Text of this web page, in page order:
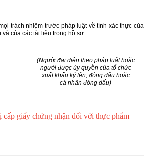
trách nhiệm trước pháp luật về tính xác thực của
và của các tài liệu trong hồ sơ.
(Người đại diện theo pháp luật hoặc
người được ủy quyền của tổ chức
xuất khẩu ký tên, đóng dấu hoặc
cá nhân đóng dấu)
cấp giấy chứng nhận đối với thực phẩm